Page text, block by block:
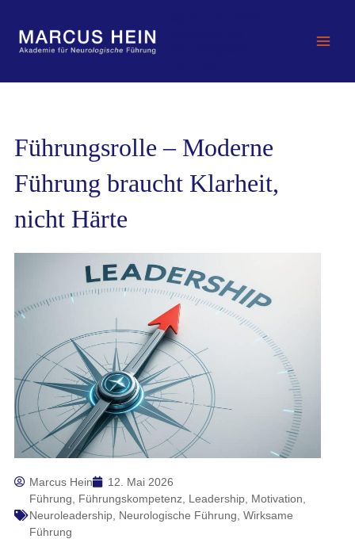
springen
Führungsrolle – Moderne
Führung braucht Klarheit,
nicht Härte
Marcus Hein
12. Mai 2026
Führung
Führungskompetenz, Leadership, Motivation
Neuroleadership, Neurologische Führung Wirksame
Führung